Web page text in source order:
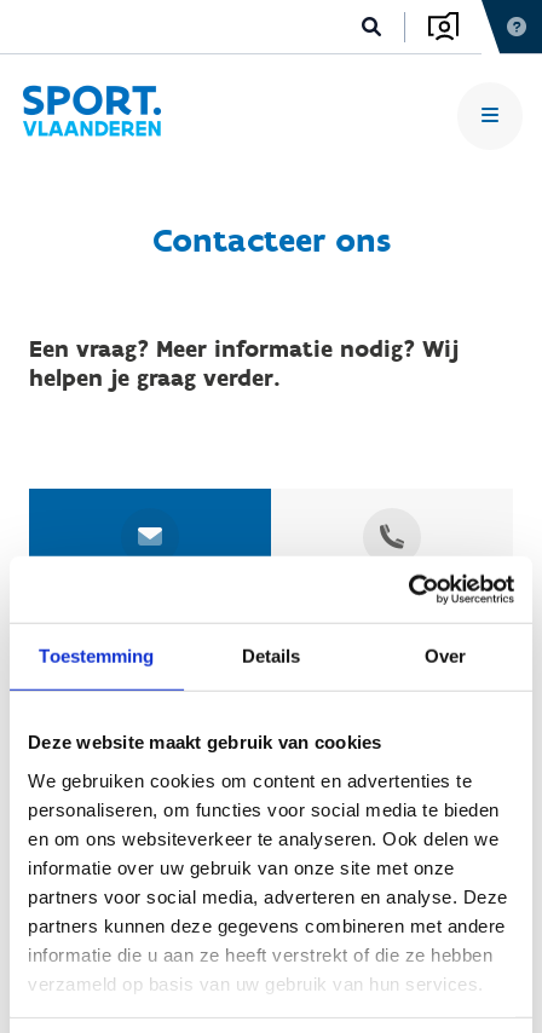
Toestemming Details Over
Deze website maakt gebruik van cookies
We gebruiken cookies om content en advertenties te
personaliseren, om functies voor social media te bieden
en om ons websiteverkeer te analyseren. Ook delen we
informatie over uw gebruik van onze site met onze
partners voor social media, adverteren en analyse. Deze
partners kunnen deze gegevens combineren met andere
informatie die u aan ze heeft verstrekt of die ze hebben
verzameld op basis van uw gebruik van hun services.
Contacteer ons
Een vraag? Meer informatie nodig? Wij
helpen je graag verder.
Geef aan tot welk domein jouw vraag behoort
KIES EEN DOMEIN
Jouw vraag